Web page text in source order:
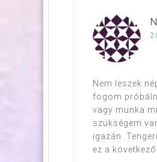
Nem leszek
fogom
vagy munka
szükségem
igazán.
ez a